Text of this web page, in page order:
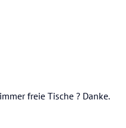
freie Tische ? Danke.